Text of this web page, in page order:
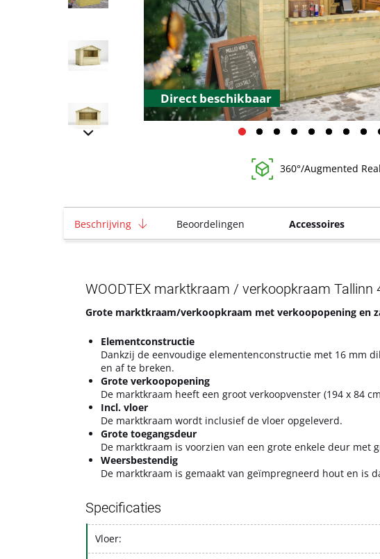
Direct beschikbaar
360°/Augmented
Beschrijving Beoordelingen Accessoires
WOODTEX marktkraam / verkoopkraam
Grote marktkraam/verkoopkraam met verkoopopening en
Elementconstructie
Dankzij de eenvoudige elementenconstructie met 16 mm
en af te breken.
Grote verkoopopening
De marktkraam heeft een groot verkoopvenster (194 x 84
Incl. vloer
De marktkraam wordt inclusief de vloer opgeleverd.
Grote toegangsdeur
De marktkraam is voorzien van een grote enkele deur met
Weersbestendig
De marktkraam is gemaakt van geïmpregneerd hout en is
Specificaties
Vloer: